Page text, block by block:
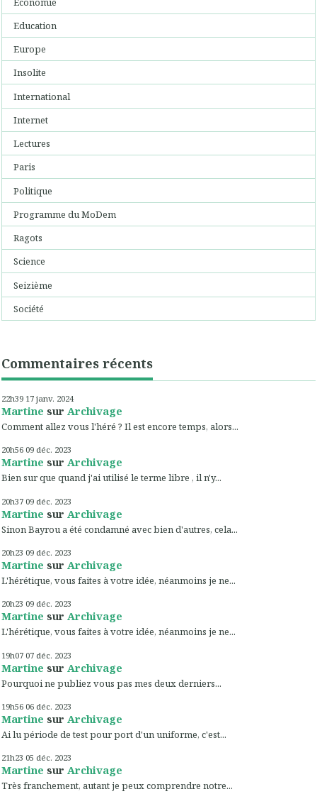
Education
Europe
Insolite
International
Internet
Lectures
Paris
Politique
Programme du MoDem
Ragots
Science
Seizième
Société
Commentaires récents
22h39 17 janv. 2024
Martine sur Archivage
Comment allez vous l'héré ? Il est encore temps, alors...
20h56 09 déc. 2023
Martine sur Archivage
Bien sur que quand j'ai utilisé le terme libre , il n'y...
20h37 09 déc. 2023
Martine sur Archivage
Sinon Bayrou a été condamné avec bien d'autres, cela...
20h23 09 déc. 2023
Martine sur Archivage
L'hérétique, vous faites à votre idée, néanmoins je ne...
20h23 09 déc. 2023
Martine sur Archivage
L'hérétique, vous faites à votre idée, néanmoins je ne...
19h07 07 déc. 2023
Martine sur Archivage
Pourquoi ne publiez vous pas mes deux derniers...
19h56 06 déc. 2023
Martine sur Archivage
Ai lu période de test pour port d'un uniforme, c'est...
21h23 05 déc. 2023
Martine sur Archivage
Très franchement, autant je peux comprendre notre...